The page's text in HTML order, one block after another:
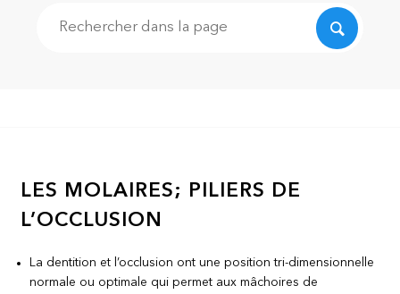
LES MOLAIRES; PILIERS DE
L’OCCLUSION
La dentition et l’occlusion ont une position tri-dimensionnelle
normale ou optimale qui permet aux mâchoires de